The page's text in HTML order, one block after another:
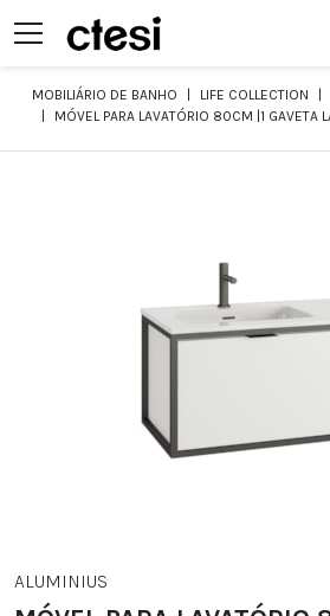
MOBILIÁRIO DE BANHO LIFE COLLECTION
MÓVEL PARA LAVATÓRIO 80CM |1 GAVETA
ALUMINIUS